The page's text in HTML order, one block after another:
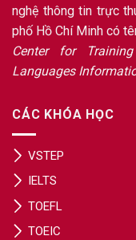
nghệ thông tin trực
phố Hồ Chí Minh có
Center for
Languages
CÁC KHÓA HỌC
VSTEP
IELTS
TOEFL
TOEIC